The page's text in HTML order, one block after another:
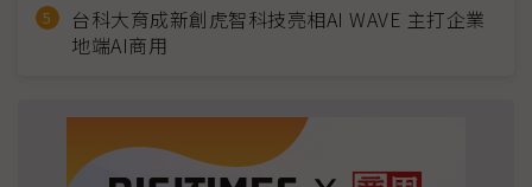
台科大育成新創虎智科技亮相AI WAVE 主打企業
地端AI商用